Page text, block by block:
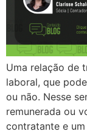
Uma relação de
laboral, que
ou não. Nesse
remunerada ou
contratante e